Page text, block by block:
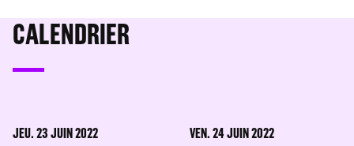
CALENDRIER
JEU. 23 JUIN 2022 VEN. 24 JUIN 2022